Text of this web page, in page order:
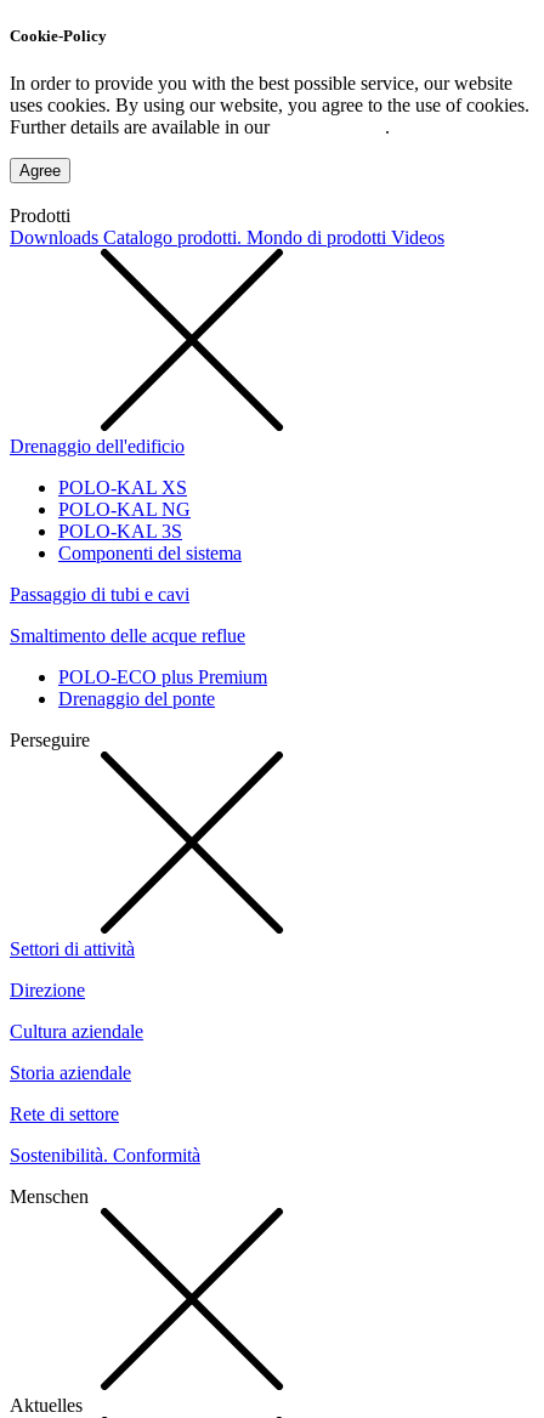
Cookie-Policy
In order to provide you with the best possible service, our website
uses cookies. By using our website, you agree to the use of cookies.
Further details are available in our
.
Agree
Prodotti
Downloads Catalogo prodotti. Mondo di prodotti Videos
Drenaggio dell'edificio
POLO-KAL XS
POLO-KAL NG
POLO-KAL 3S
Componenti del sistema
Passaggio di tubi e cavi
Smaltimento delle acque reflue
POLO-ECO plus Premium
Drenaggio del ponte
Perseguire
Settori di attività
Direzione
Cultura aziendale
Storia aziendale
Rete di settore
Sostenibilità. Conformità
Menschen
Aktuelles